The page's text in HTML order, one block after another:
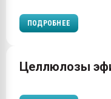
ПОДРОБНЕЕ
Целлюлозы